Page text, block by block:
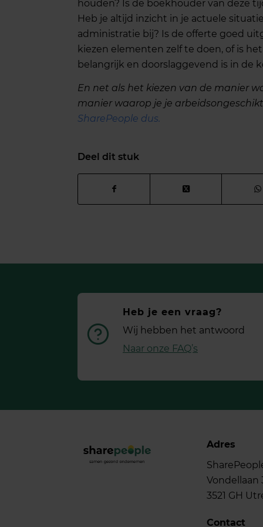
houden? Is de boekhouder van deze
Heb je altijd inzicht in je actuele
administratie bij? Is de offerte goed
kiezen elementen zelf te doen, of is
belangrijk en doorslaggevend is in de
En net als het kiezen van de manier
manier waarop je je
SharePeople dus.
Deel dit stuk
Heb je een vraag?
Wij hebben het antwoord
Naar onze FAQ’s
Adres
Vondellaan
3521 GH
Contact